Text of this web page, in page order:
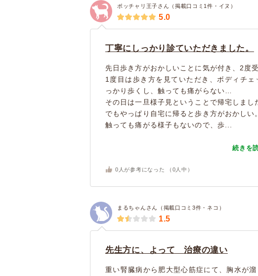
ポッチャリ王子さん（掲載口コミ1件・イヌ）
5.0
丁寧にしっかり診ていただきました。
先日歩き方がおかしいことに気が付き、2度
1度目は歩き方を見ていただき、ボディチ
っかり歩くし、触っても痛がらない…
その日は一旦様子見ということで帰宅しまし
でもやっぱり自宅に帰ると歩き方がおかしい。
触っても痛がる様子もないので、歩...
続きを
0 人が参考になった （ 0 人中）
まるちゃんさん（掲載口コミ3件・ネコ）
1.5
先生方に、よって 治療の違い
重い腎臓病から肥大型心筋症にて、胸水が